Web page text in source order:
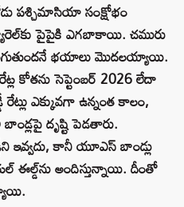
పశ్చిమాసియా సంక్షోభం
పైపైకి ఎగబాకాయి. చమురు
భయాలు మొదలయ్యాయి.
కోతను సెప్టెంబర్ 2026 లేదా
ఎక్కువగా ఉన్నంత కాలం,
దృష్టి పెడతారు.
ఇవ్వదు, కానీ యూఎస్ బాండ్లు
ఈల్డ్‌ను అందిస్తున్నాయి. దీంతో